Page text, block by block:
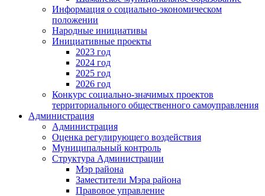
Информация о социально-экономическом
положении
Народные инициативы
Инициативные проекты
2023 год
2024 год
2025 год
2026 год
Конкурс социально-значимых проектов
территориального общественного самоуправления
Администрация
Администрация
Оценка регулирующего воздействия
Муниципальный контроль
Структура Администрации
Мэр района
Заместители Мэра района
Правовое управление